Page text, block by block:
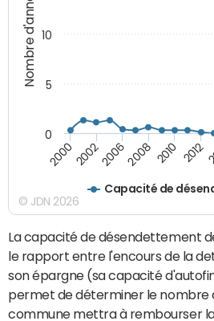
Nombre d'années
Capacité de
2000200220062008 2010 2012
0
5
10
© JDN 2026
La capacité de désendettement
le rapport entre l'encours de la
son épargne (sa capacité
permet de déterminer le nombre
commune mettra à rembourser